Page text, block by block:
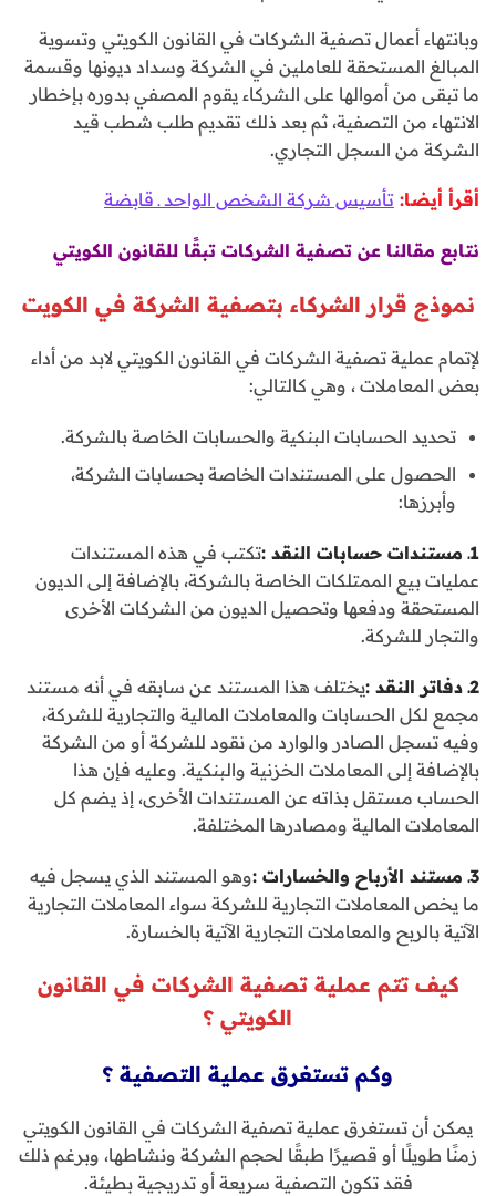
وبانتهاء أعمال تصفية الشركات في القانون الكويتي وتسوية
المبالغ المستحقة للعاملين في الشركة وسداد ديونها وقسمة
ما تبقى من أموالها على الشركاء يقوم المصفي بدوره بإخطار
الانتهاء من التصفية، ثم بعد ذلك تقديم طلب شطب قيد
الشركة من السجل التجاري.
أقرأ أيضا: تأسيس شركة الشخص الواحد ـ قابضة
نتابع مقالنا عن تصفية الشركات تبقًا للقانون الكويتي
نموذج قرار الشركاء بتصفية الشركة في الكويت
لإتمام عملية تصفية الشركات في القانون الكويتي لابد من أداء
بعض المعاملات ، وهي كالتالي:
تحديد الحسابات البنكية والحسابات الخاصة بالشركة.
الحصول على المستندات الخاصة بحسابات الشركة،
وأبرزها:
1ـ مستندات حسابات النقد :تكتب في هذه المستندات
عمليات بيع الممتلكات الخاصة بالشركة، بالإضافة إلى الديون
المستحقة ودفعها وتحصيل الديون من الشركات الأخرى
والتجار للشركة.
2ـ دفاتر النقد :يختلف هذا المستند عن سابقه في أنه مستند
مجمع لكل الحسابات والمعاملات المالية والتجارية للشركة،
وفيه تسجل الصادر والوارد من نقود للشركة أو من الشركة
بالإضافة إلى المعاملات الخزنية والبنكية. وعليه فإن هذا
الحساب مستقل بذاته عن المستندات الأخرى، إذ يضم كل
المعاملات المالية ومصادرها المختلفة.
3ـ مستند الأرباح والخسارات :وهو المستند الذي يسجل فيه
ما يخص المعاملات التجارية للشركة سواء المعاملات التجارية
الآتية بالربح والمعاملات التجارية الآتية بالخسارة.
كيف تتم عملية تصفية الشركات في القانون
الكويتي ؟
وكم تستغرق عملية التصفية ؟
يمكن أن تستغرق عملية تصفية الشركات في القانون الكويتي
زمنًا طويلًا أو قصيرًا طبقًا لحجم الشركة ونشاطها، وبرغم ذلك
فقد تكون التصفية سريعة أو تدريجية بطيئة.